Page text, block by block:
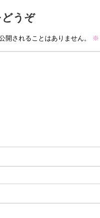
うぞ
開されることはありません。 ※